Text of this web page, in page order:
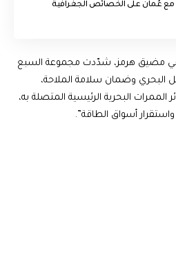
مع عُمان على الخصائص الجغرافية
في مضيق هرمز، شدّدت مجموعة السبع
البحري وضمان سلامة الملاحة،
البحرية الرئيسية المتصلة به،
أسواق الطاقة”.